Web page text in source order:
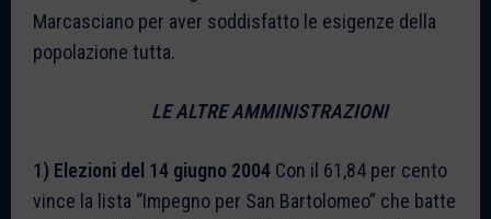
Marcasciano per aver soddisfatto le esigenze della
popolazione tutta.
LE ALTRE AMMINISTRAZIONI
1) Elezioni del 14 giugno 2004 Con il 61,84 per cento
vince la lista “Impegno per San Bartolomeo” che batte